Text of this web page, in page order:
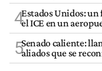
4Estados Unidos:
el ICE en un
5Senado caliente:
aliados que se